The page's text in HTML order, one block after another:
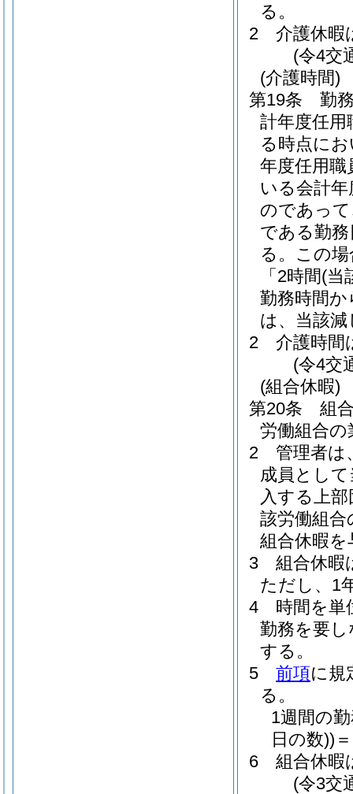
る。
2
介護休暇
(令4交
(介護時間)
第19条
勤
計年度任用
る時点に
年度任用
いる会計
のであっ
である勤
る。 この
「2時間(当
勤務時間
は、当該
2
介護時間
(令4交
(組合休暇)
第20条
組
労働組合
2
管理者は
成員とし
入する上
該労働組
組合休暇
3
組合休暇
ただし、1
4
時間を単
勤務を要
する。
5
前項に規
る。
1週間の
日の数))
6
組合休暇
(令3交